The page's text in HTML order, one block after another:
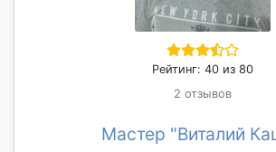
Рейтинг: 40 из 80
2 отзывов
Мастер "Виталий